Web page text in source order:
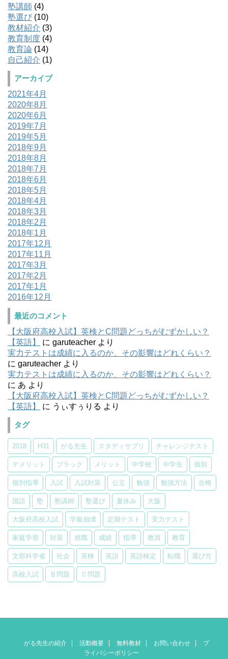
塾講師 (4)
塾選び (10)
教材紹介 (3)
教育制度 (4)
教育論 (14)
自己紹介 (1)
アーカイブ
2021年4月
2020年8月
2020年6月
2019年7月
2019年5月
2018年9月
2018年8月
2018年7月
2018年6月
2018年5月
2018年4月
2018年3月
2018年2月
2018年1月
2017年12月
2017年11月
2017年3月
2017年2月
2017年1月
2016年12月
最近のコメント
【大阪府高校入試】英検とC問題どっちがむずかしい？
【英語】
に garuteacher より
実力テストは成績に入るのか、その影響はどれくらい？
に garuteacher より
実力テストは成績に入るのか、その影響はどれくらい？
に あ より
【大阪府高校入試】英検とC問題どっちがむずかしい？
【英語】
に うぃすぅりる より
タグ
2018 H31 がる先生 スタディサプリ チャレンジテスト
デメリット ブラック メリット 中学校 中学生 個別
個別指導 入試 入試対策 公立 勉強 勉強方法 合格
国語 塾 塾講師 塾選び 夏休み 大阪
大阪府高校入試 学級崩壊 定期テスト 実力テスト
家庭学習 対策 就職 成績 指導 教員 教育
文部科学省 社会 英検 英語 英語検定 転職 選び方
高校入試 Ｂ問題 Ｃ問題
がる先生の紹介 活動概要 無料教材 お問い合わせ
プ
ライバシーポリシー